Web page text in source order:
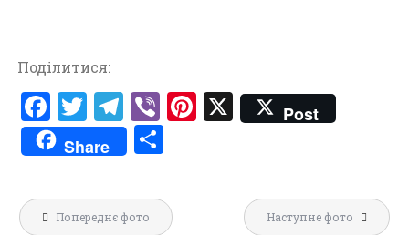
Поділитися:
F
a
ce
b
o
T
w
it
te
r
T
el
e
gr
a
V
ib
er
Pi X
Post
Share
ді
л
Навігація
Попереднє фото Наступне фото